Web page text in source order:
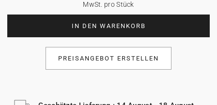
IN DEN WARENKORB
MwSt. pro Stück
PREISANGEBOT ERSTELLEN